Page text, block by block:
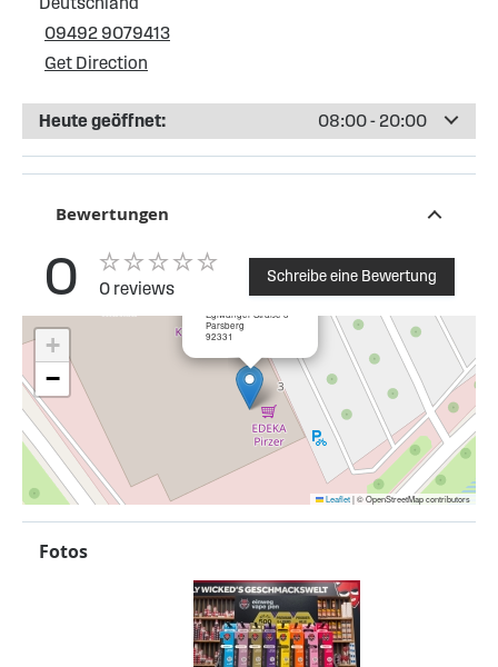
09492 9079413
Get Direction
Heute geöffnet: 08:00 - 20:00
Bewertungen
0 0 reviews
Schreibe eine Bewertung
Eglwanger Straße 3
Parsberg
92331
×
+
−
Leaflet|© OpenStreetMap contributors
Fotos